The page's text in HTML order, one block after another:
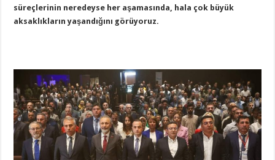
süreçlerinin neredeyse her aşamasında, hala çok büyük
aksaklıkların yaşandığını görüyoruz.